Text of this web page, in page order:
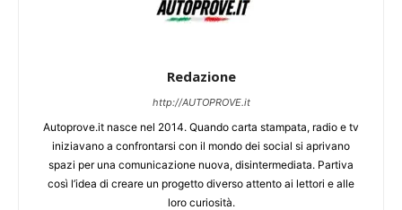
Redazione
http://AUTOPROVE.it
Autoprove.it nasce nel 2014. Quando carta stampata, radio e tv
iniziavano a confrontarsi con il mondo dei social si aprivano
spazi per una comunicazione nuova, disintermediata. Partiva
così l’idea di creare un progetto diverso attento ai lettori e alle
loro curiosità.